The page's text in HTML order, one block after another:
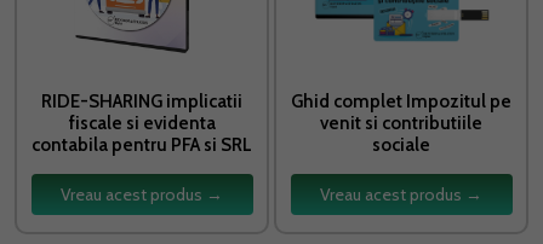
RIDE-SHARING implicatii
fiscale si evidenta
contabila pentru PFA si SRL
Vreau acest produs →
Ghid complet Impozitul pe
venit si contributiile
sociale
Vreau acest produs →